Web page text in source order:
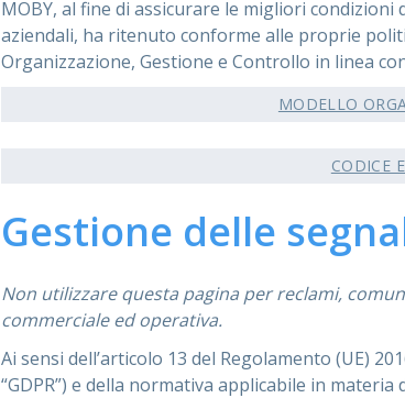
MOBY, al fine di assicurare le migliori
aziendali, ha ritenuto conforme alle proprie
Organizzazione, Gestione e Controllo in linea
MODELLO
CODICE
Gestione delle
Non utilizzare questa pagina per reclami,
commerciale ed operativa.
Ai sensi dell’articolo 13 del Regolamento (UE)
“GDPR”) e della normativa applicabile in